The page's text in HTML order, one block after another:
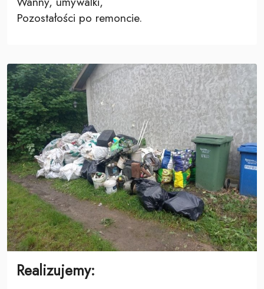
Pozostałości po remoncie.
Realizujemy: